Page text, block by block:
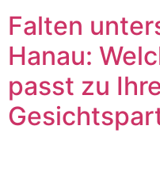
Falten
Hanau:
passt zu